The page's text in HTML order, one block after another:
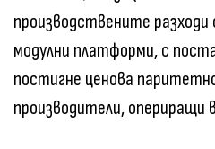
производствените разходи
модулни платформи, с
постигне ценова
производители, опериращи